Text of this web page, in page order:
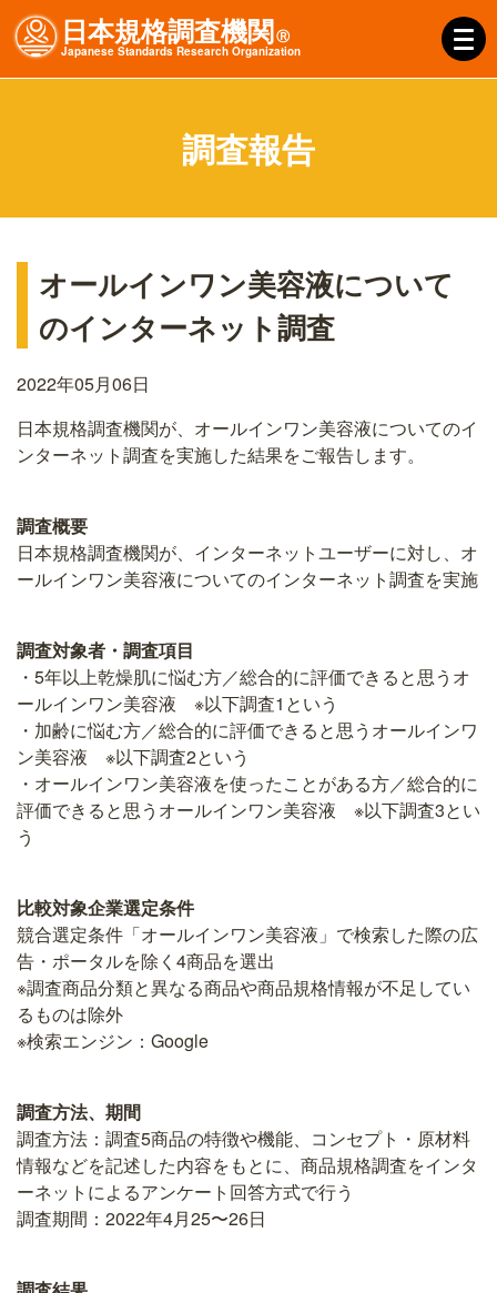
日本規格調査機関Ⓡ
JapaneseStandardsResearchOrganization
調査報告
オールインワン美容液について
のインターネット調査
2022年05月06日
日本規格調査機関が、オールインワン美容液についてのイ
ンターネット調査を実施した結果をご報告します。
調査概要
日本規格調査機関が、インターネットユーザーに対し、オ
ールインワン美容液についてのインターネット調査を実施
調査対象者・調査項目
・5年以上乾燥肌に悩む方／総合的に評価できると思うオ
ールインワン美容液 ※以下調査1という
・加齢に悩む方／総合的に評価できると思うオールインワ
ン美容液 ※以下調査2という
・オールインワン美容液を使ったことがある方／総合的に
評価できると思うオールインワン美容液 ※以下調査3とい
う
比較対象企業選定条件
競合選定条件「オールインワン美容液」で検索した際の広
告・ポータルを除く4商品を選出
※調査商品分類と異なる商品や商品規格情報が不足してい
るものは除外
※検索エンジン：Google
調査方法、期間
調査方法：調査5商品の特徴や機能、コンセプト・原材料
情報などを記述した内容をもとに、商品規格調査をインタ
ーネットによるアンケート回答方式で行う
調査期間：2022年4月25〜26日